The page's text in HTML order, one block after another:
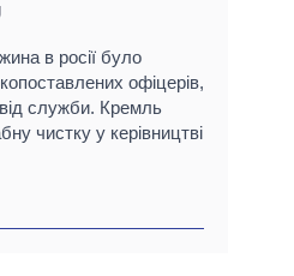
в росії було
офіцерів,
служби. Кремль
чистку у керівництві